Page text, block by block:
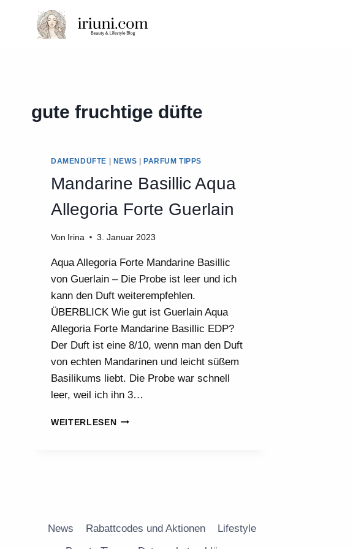
springen
gute fruchtige düfte
DAMENDÜFTE NEWS PARFUM TIPPS
Mandarine Basillic Aqua
Allegoria Forte Guerlain
Von Irina 3. Januar 2023
Aqua Allegoria Forte Mandarine Basillic
von Guerlain – Die Probe ist leer und ich
kann den Duft weiterempfehlen.
ÜBERBLICK Wie gut ist Guerlain Aqua
Allegoria Forte Mandarine Basillic EDP?
Der Duft ist eine 8/10, wenn man den Duft
von echten Mandarinen und leicht süßem
Basilikums liebt. Die Probe war schnell
leer, weil ich ihn 3…
WEITERLESENMANDARINE
News Rabattcodes und Aktionen
Lifestyle